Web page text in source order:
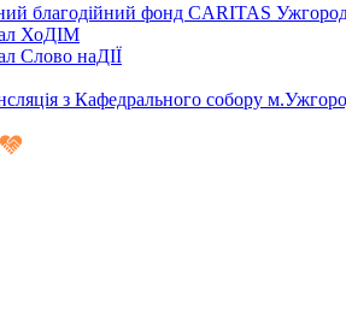
благодійний фонд CARITAS
ХоДІМ
Слово наДІЇ
з Кафедрального собору